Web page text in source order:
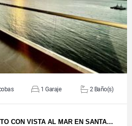
VER DETALLES
1 Garaje 2 Baño(s)
CON VISTA AL MAR EN SANTA…